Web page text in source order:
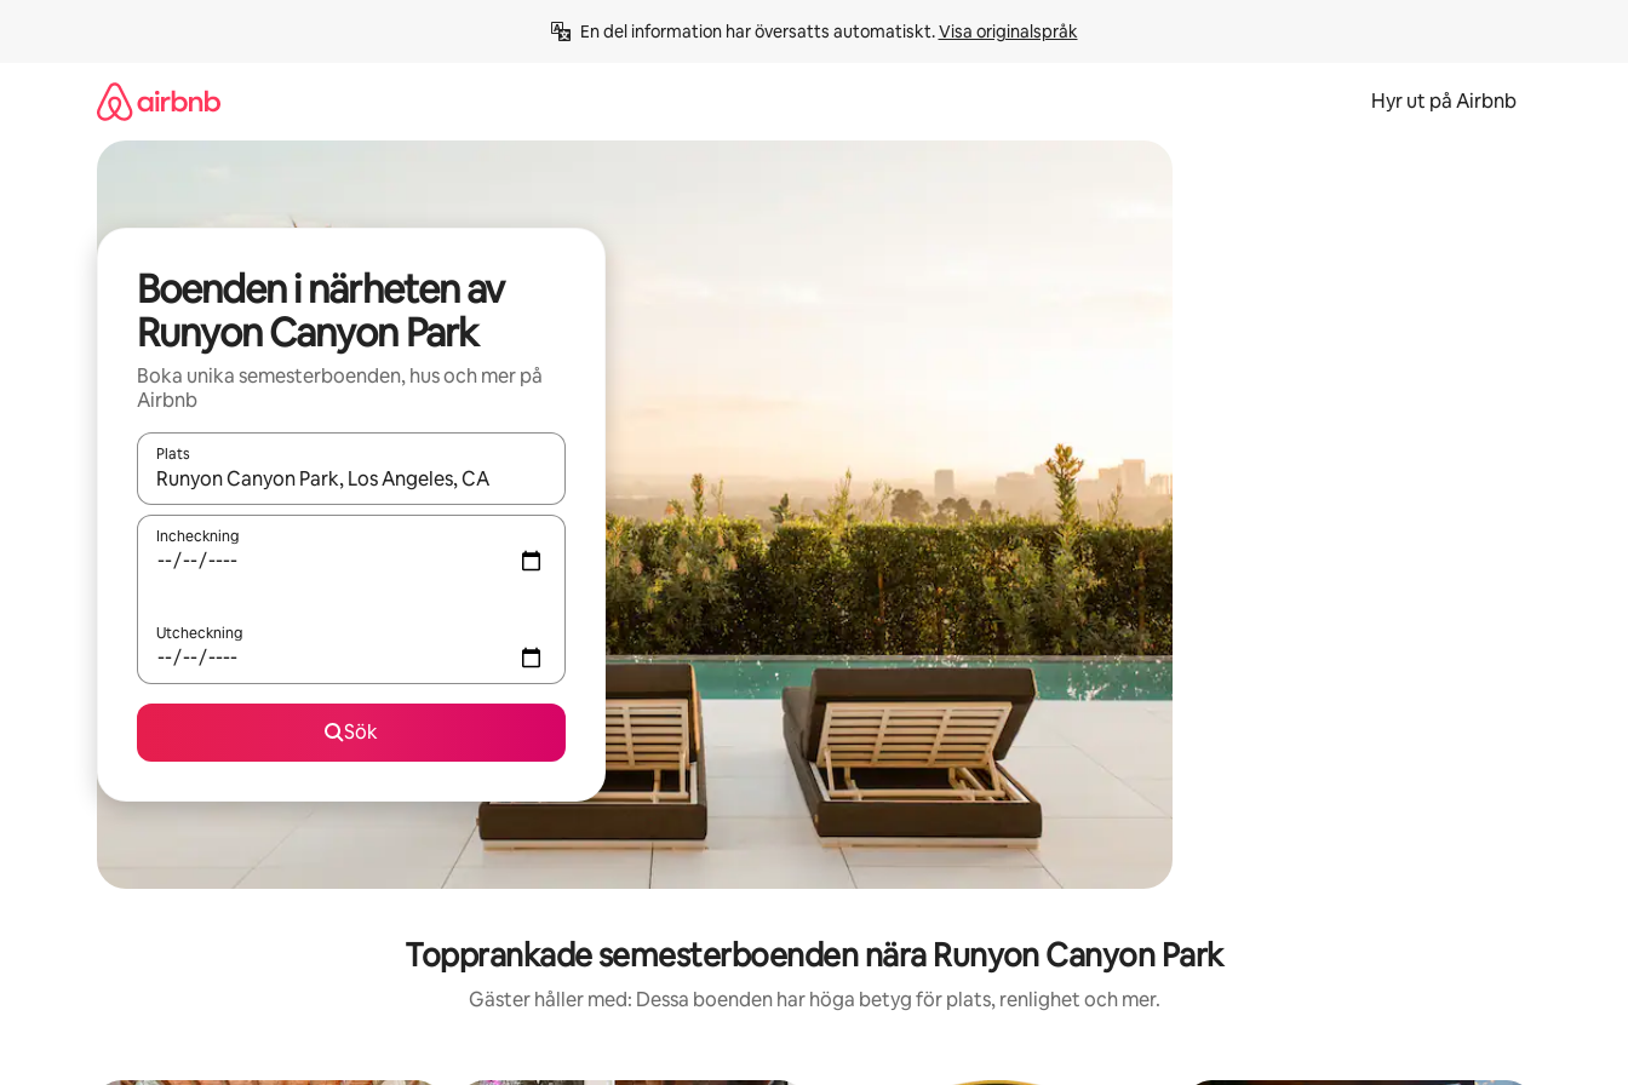
En del information har översatts automatiskt. Visa originalspråk
Hyr ut på Airbnb
Boenden i närheten av
Runyon Canyon Park
Boka unika semesterboenden, hus och mer på
Airbnb
Plats
När resultaten är tillgängliga kan du navigera med upp- och nedåtpilarna eller utforska genom att trycka eller svepa.
Incheckning
Utcheckning
Sök
Topprankade semesterboenden nära Runyon Canyon Park
Gäster håller med: Dessa boenden har höga betyg för plats, renlighet och mer.